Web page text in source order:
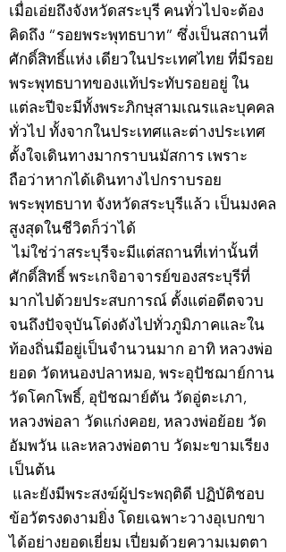
เมื่อเอ่ยถึงจังหวัดสระบุรี คนทั่วไปจะต้อง
คิดถึง “รอยพระพุทธบาท” ซึ่งเป็นสถานที่
ศักดิ์สิทธิ์แห่ง เดียวในประเทศไทย ที่มีรอย
พระพุทธบาทของแท้ประทับรอยอยู่ ใน
แต่ละปีจะมีทั้งพระภิกษุสามเณรและบุคคล
ทั่วไป ทั้งจากในประเทศและต่างประเทศ
ตั้งใจเดินทางมากราบนมัสการ เพราะ
ถือว่าหากได้เดินทางไปกราบรอย
พระพุทธบาท จังหวัดสระบุรีแล้ว เป็นมงคล
สูงสุดในชีวิตก็ว่าได้
ไม่ใช่ว่าสระบุรีจะมีแต่สถานที่เท่านั้นที่
ศักดิ์สิทธิ์ พระเกจิอาจารย์ของสระบุรีที่
มากไปด้วยประสบการณ์ ตั้งแต่อดีตจวบ
จนถึงปัจจุบันโด่งดังไปทั่วภูมิภาคและใน
ท้องถิ่นมีอยู่เป็นจำนวนมาก อาทิ หลวงพ่อ
ยอด วัดหนองปลาหมอ, พระอุปัชฌาย์กาน
วัดโคกโพธิ์, อุปัชฌาย์ตัน วัดอู่ตะเภา,
หลวงพ่อลา วัดแก่งคอย, หลวงพ่อย้อย วัด
อัมพวัน และหลวงพ่อตาบ วัดมะขามเรียง
เป็นต้น
และยังมีพระสงฆ์ผู้ประพฤติดี ปฏิบัติชอบ
ข้อวัตรงดงามยิ่ง โดยเฉพาะวางอุเบกขา
ได้อย่างยอดเยี่ยม เปี่ยมด้วยความเมตตา